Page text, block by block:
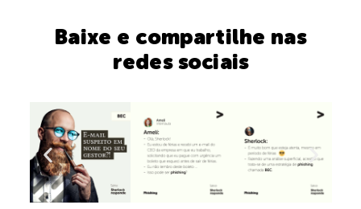
Baixe e compartilhe nas
redes sociais